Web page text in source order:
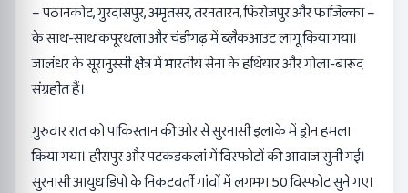
– पठानकोट, गुरदासपुर, अमृतसर, तरनतारन, फिरोजपुर और फाजिल्का –
के साथ-साथ कपूरथला और चंडीगढ़ में ब्लैकआउट लागू किया गया।
जालंधर के सूरानुस्सी क्षेत्र में भारतीय सेना के हथियार और गोला-बारूद
संग्रहीत हैं।
गुरुवार रात को पाकिस्तान की ओर से सुरनासी इलाके में ड्रोन हमला
किया गया। हीरापुर और पटकडकलां में विस्फोटों की आवाज सुनी गई।
सुरनासी आयुध डिपो के निकटवर्ती गांवों में लगभग 50 विस्फोट सुने गए।